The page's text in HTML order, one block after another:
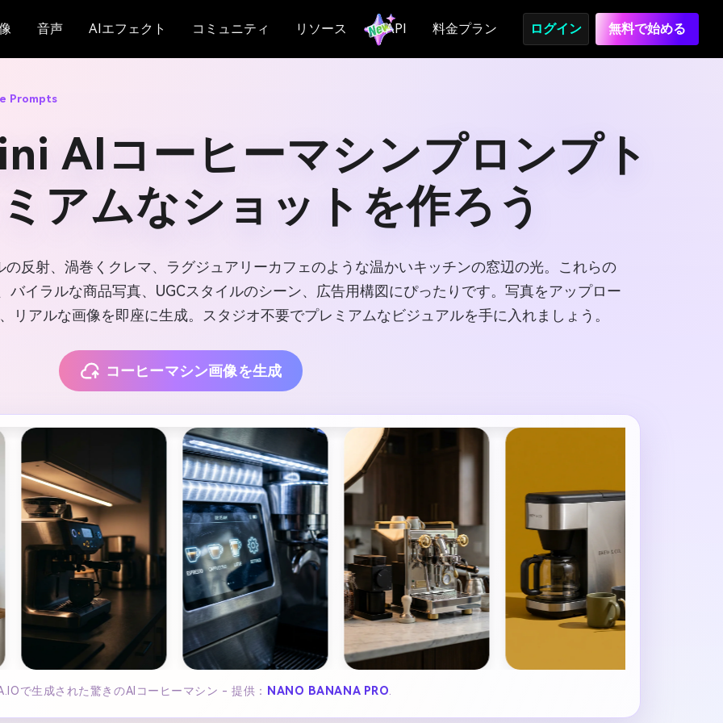
音声 AIエフェクト コミュニティ リソース API 料金プラン ログイン 無料で始める
Prompts
AIコーヒーマシンプロンプト
アムなショットを作ろう
反射、渦巻くクレマ、ラグジュアリーカフェのような温かいキッチンの窓辺の光。これらの
バイラルな商品写真、UGCスタイルのシーン、広告用構図にぴったりです。写真をアップロー
リアルな画像を即座に生成。スタジオ不要でプレミアムなビジュアルを手に入れましょう。
コーヒーマシン画像を生成
で生成された驚きのAIコーヒーマシン - 提供： NANO BANANA PRO